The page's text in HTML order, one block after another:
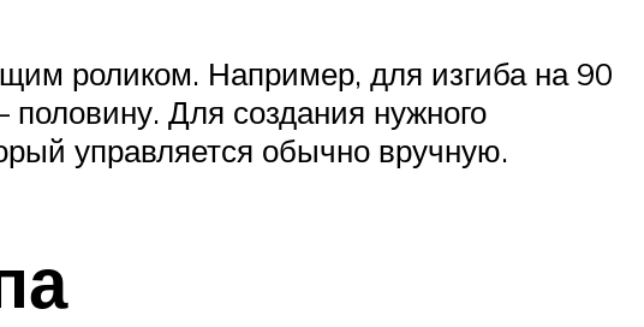
роликом. Например, для изгиба на 90
половину. Для создания нужного
управляется обычно вручную.